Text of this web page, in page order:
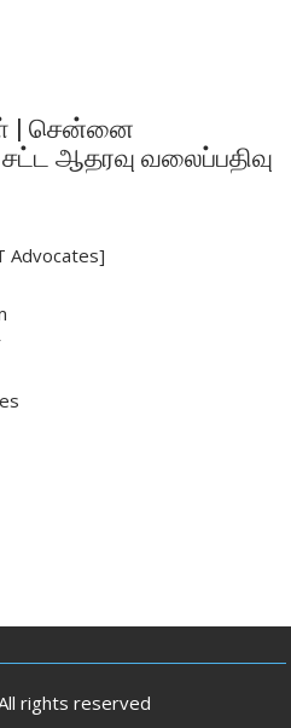
| சென்னை
ஆதரவு வலைப்பதிவு
Advocates]
rights reserved